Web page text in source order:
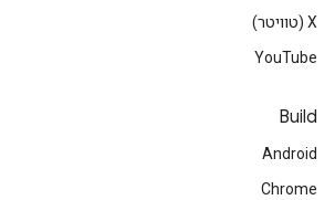
‫X (טוויטר)
YouTube
Build
Android
Chrome